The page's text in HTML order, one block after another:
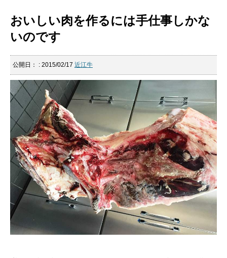
おいしい肉を作るには手仕事しかな
いのです
公開日： : 2015/02/17 近江牛